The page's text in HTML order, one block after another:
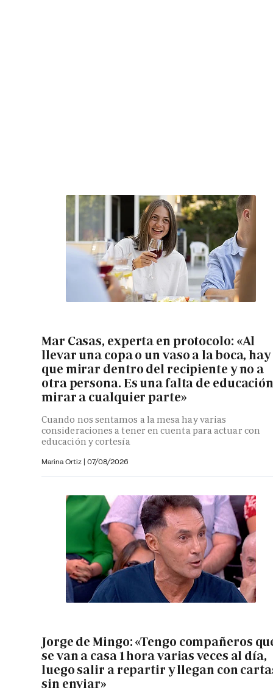
Mar Casas, experta en protocolo: «Al
llevar una copa o un vaso a la boca, hay
que mirar dentro del recipiente y no a
otra persona. Es una falta de
mirar a cualquier parte»
Cuando nos sentamos a la mesa hay varias
consideraciones a tener en cuenta para actuar con
educación y cortesía
Marina Ortiz | 07/08/2026
Jorge de Mingo: «Tengo compañeros
se van a casa 1 hora varias veces al día,
luego salir a repartir y llegan con
sin enviar»